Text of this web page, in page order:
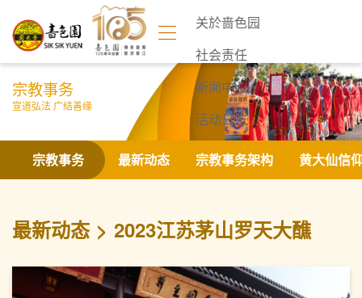
关於啬色园
社会责任
新闻中心
活动日志
联络我们
宗教事务
宣道弘法 广结善缘
宗教事务 最新动态 宗教事务架构 黄大仙信
最新动态 2023江苏茅山罗天大醮